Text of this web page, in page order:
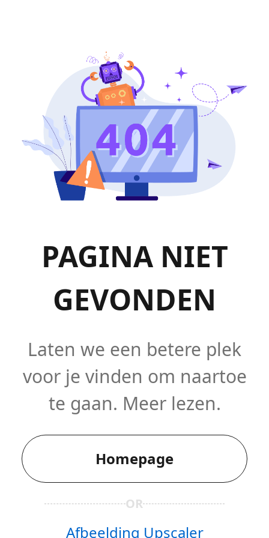
PAGINA NIET
GEVONDEN
Laten we een betere plek
voor je vinden om naartoe
te gaan. Meer lezen.
Homepage
OR
Afbeelding Upscaler